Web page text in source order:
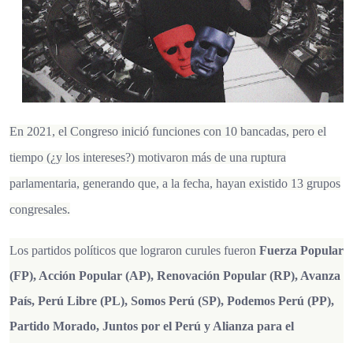
En 2021, el Congreso inició funciones con 10 bancadas, pero el
tiempo (¿y los intereses?) motivaron más de una ruptura
parlamentaria, generando que, a la fecha, hayan existido 13 grupos
congresales.
Los partidos políticos que lograron curules fueron Fuerza Popular
(FP), Acción Popular (AP), Renovación Popular (RP), Avanza
País, Perú Libre (PL), Somos Perú (SP), Podemos Perú (PP),
Partido Morado, Juntos por el Perú y Alianza para el